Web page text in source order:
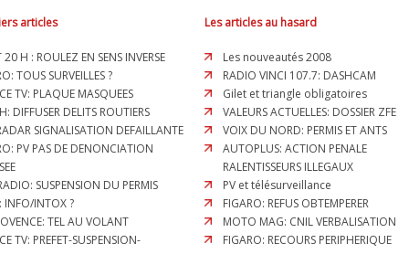
articles
20 H : ROULEZ EN SENS INVERSE
TOUS SURVEILLES ?
TV: PLAQUE MASQUEES
DIFFUSER DELITS ROUTIERS
SIGNALISATION DEFAILLANTE
PV PAS DE DENONCIATION
SUSPENSION DU PERMIS
INFO/INTOX ?
TEL AU VOLANT
TV: PREFET-SUSPENSION-
Les articles au hasard
Les nouveautés 2008
RADIO VINCI 107.7: DASHCAM
Gilet et triangle obligatoires
VALEURS ACTUELLES: DOSSIER ZFE
VOIX DU NORD: PERMIS ET ANTS
AUTOPLUS: ACTION PENALE
RALENTISSEURS ILLEGAUX
PV et télésurveillance
FIGARO: REFUS OBTEMPERER
MOTO MAG: CNIL VERBALISATION
FIGARO: RECOURS PERIPHERIQUE